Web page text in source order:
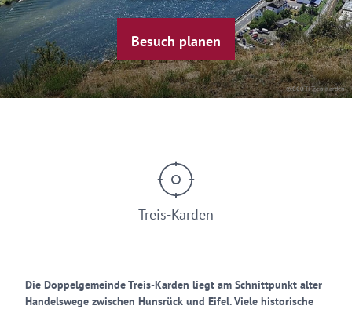
© CC0 TI Treis-Karden
Besuch planen
Treis-Karden
Die Doppelgemeinde Treis-Karden liegt am Schnittpunkt alter
Handelswege zwischen Hunsrück und Eifel. Viele historische